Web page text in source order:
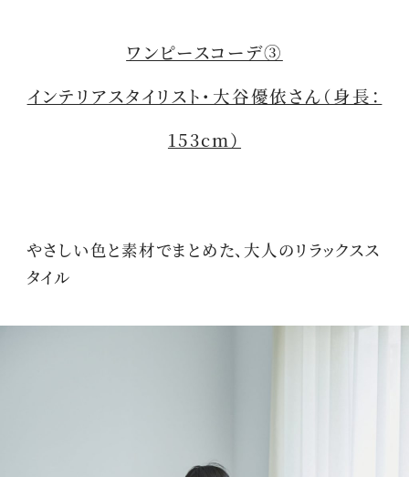
ワンピースコーデ③
インテリアスタイリスト・大谷優依さん（身長：
153cm）
やさしい色と素材でまとめた、大人のリラックスス
タイル